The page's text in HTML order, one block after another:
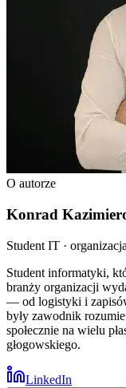
O autorze
Konrad
Student IT ·
Student informatyki,
branży organizacji
— od logistyki i
były zawodnik
społecznie na wielu
głogowskiego.
LinkedIn